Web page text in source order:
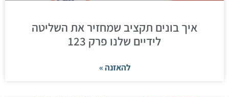
איך בונים תקציב שמחזיר את השליטה
לידיים שלנו פרק 123
להאזנה »